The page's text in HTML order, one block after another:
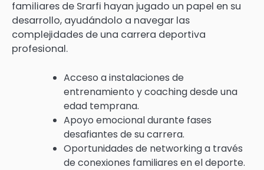
familiares de Srarfi hayan jugado un papel en su
desarrollo, ayudándolo a navegar las
complejidades de una carrera deportiva
profesional.
Acceso a instalaciones de
entrenamiento y coaching desde una
edad temprana.
Apoyo emocional durante fases
desafiantes de su carrera.
Oportunidades de networking a través
de conexiones familiares en el deporte.